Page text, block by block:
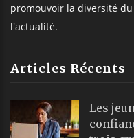
promouvoir la diversité
l'actualité.
Articles Récents
Les